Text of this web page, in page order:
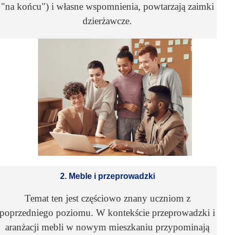
"na końcu") i własne wspomnienia, powtarzają zaimki
dzierżawcze.
2. Meble i przeprowadzki
Temat ten jest częściowo znany uczniom z
poprzedniego poziomu. W kontekście przeprowadzki i
aranżacji mebli w nowym mieszkaniu przypominają